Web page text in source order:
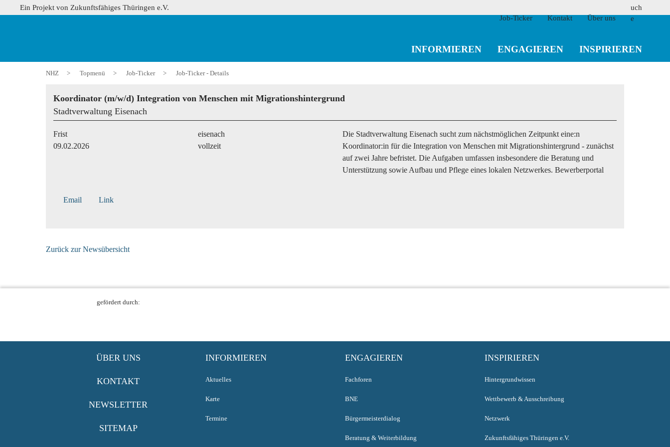
Ein Projekt von Zukunftsfähiges Thüringen e.V.
Job-Ticker
Kontakt Über uns
INFORMIEREN ENGAGIEREN INSPIRIEREN
NHZ > Topmenü > Job-Ticker > Job-Ticker - Details
Koordinator (m/w/d) Integration von Menschen mit Migrationshintergrund
Stadtverwaltung Eisenach
Frist
09.02.2026
eisenach
vollzeit
Die Stadtverwaltung Eisenach sucht zum nächstmöglichen Zeitpunkt eine:n
Koordinator:in für die Integration von Menschen mit Migrationshintergrund - zunächst
auf zwei Jahre befristet. Die Aufgaben umfassen insbesondere die Beratung und
Unterstützung sowie Aufbau und Pflege eines lokalen Netzwerkes. Bewerberportal
Email Link
Zurück zur Newsübersicht
gefördert durch:
ÜBER UNS
KONTAKT
NEWSLETTER
SITEMAP
INFORMIEREN
Aktuelles
Karte
Termine
ENGAGIEREN
Fachforen
BNE
Bürgermeisterdialog
Beratung & Weiterbildung
INSPIRIEREN
Hintergrundwissen
Wettbewerb & Ausschreibung
Netzwerk
Zukunftsfähiges Thüringen e.V.